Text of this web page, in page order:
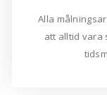
Alla
att alltid vara